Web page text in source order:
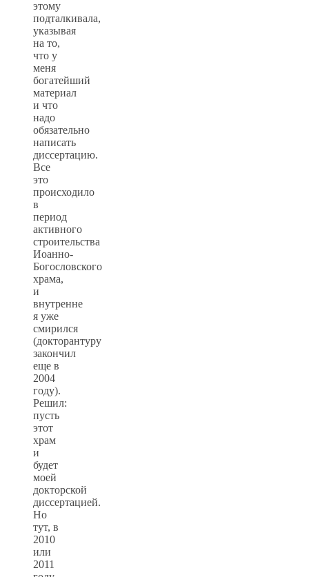
этому
подталкивала,
указывая
на то,
что у
меня
богатейший
материал
и что
надо
обязательно
написать
диссертацию.
Все
это
происходило
в
период
активного
строительства
Иоанно-
Богословского
храма,
и
внутренне
я уже
смирился
(докторантуру
закончил
еще в
2004
году).
Решил:
пусть
этот
храм
и
будет
моей
докторской
диссертацией.
Но
тут, в
2010
или
2011